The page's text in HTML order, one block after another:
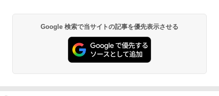
Google 検索で当サイトの記事を優先表示させる